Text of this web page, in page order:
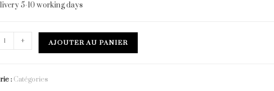
5-10 working days
+ AJOUTER AU PANIER
:Catégories